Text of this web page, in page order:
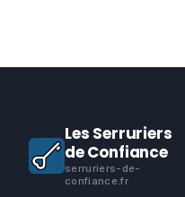
Les Serruriers
de Confiance
serruriers-de-
confiance.fr